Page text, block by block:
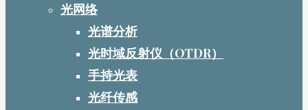
光网络
光谱分析
光时域反射仪（OTDR）
手持光表
光纤传感